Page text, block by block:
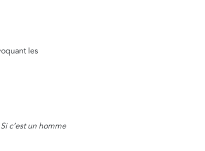
les
Si c’est un homme